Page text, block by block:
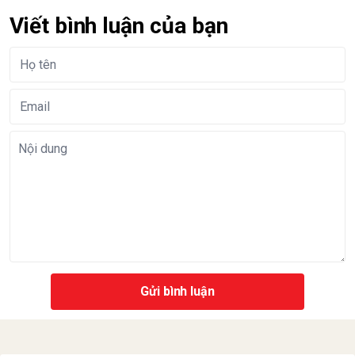
Viết bình luận của bạn
Gửi bình luận